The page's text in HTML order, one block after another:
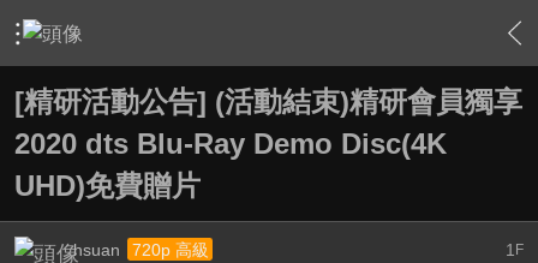
› 站務中心 › 精研活動告示版 › 內容
[精研活動公告] (活動結束)精研會員獨享
2020 dts Blu-Ray Demo Disc(4K
UHD)免費贈片
1 F
hsuan
720p 高級